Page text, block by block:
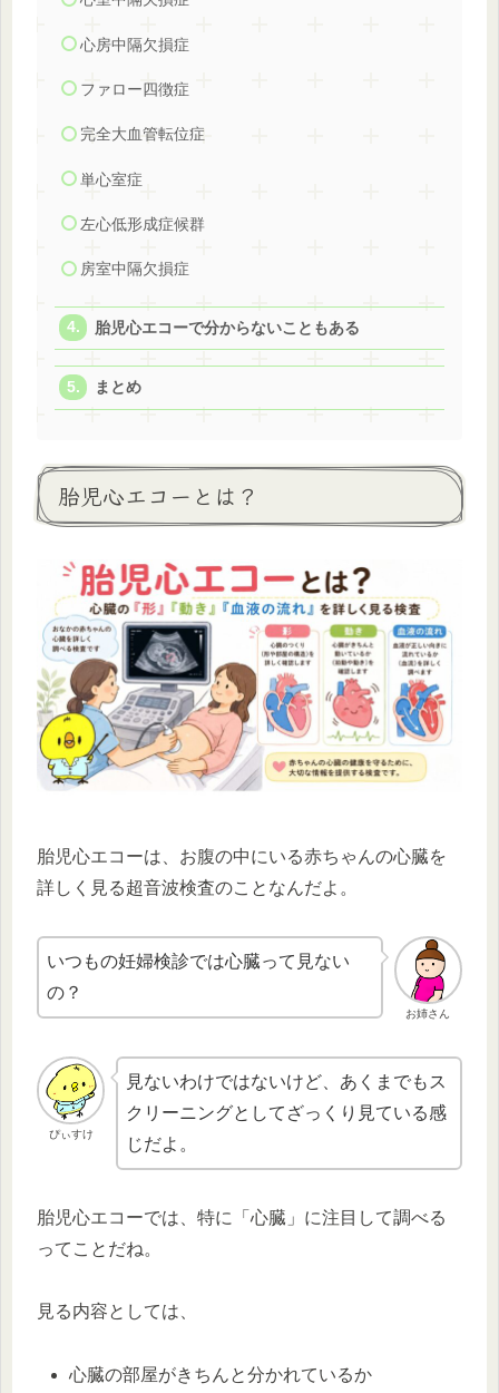
心房中隔欠損症
ファロー四徴症
完全大血管転位症
単心室症
左心低形成症候群
房室中隔欠損症
胎児心エコーで分からないこともある
まとめ
胎児心エコーとは？
胎児心エコーは、お腹の中にいる赤ちゃんの心臓を
詳しく見る超音波検査のことなんだよ。
お姉さん
いつもの妊婦検診では心臓って見ない
の？
ぴぃすけ
見ないわけではないけど、あくまでもス
クリーニングとしてざっくり見ている感
じだよ。
胎児心エコーでは、特に「心臓」に注目して調べる
ってことだね。
見る内容としては、
心臓の部屋がきちんと分かれているか